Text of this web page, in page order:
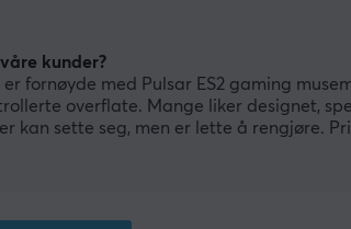
kunder?
er fornøyde med Pulsar ES2 gaming
overflate. Mange liker designet,
kan sette seg, men er lette å rengjøre.